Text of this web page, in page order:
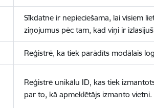
Sīkdatne ir nepieciešama, lai visiem
ziņojumus pēc tam, kad viņi ir
Reģistrē, ka tiek parādīts modālais
Reģistrē unikālu ID, kas tiek
par to, kā apmeklētājs izmanto vietni.